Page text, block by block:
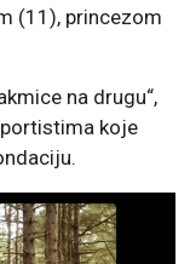
(11), princezom
na drugu“,
koje